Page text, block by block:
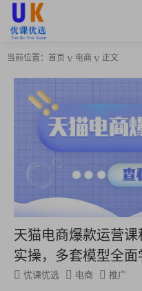
当前位置： 首页 电商 正文
天猫电商爆款运营
实操，多套模型全面
优课优选 电商 推广